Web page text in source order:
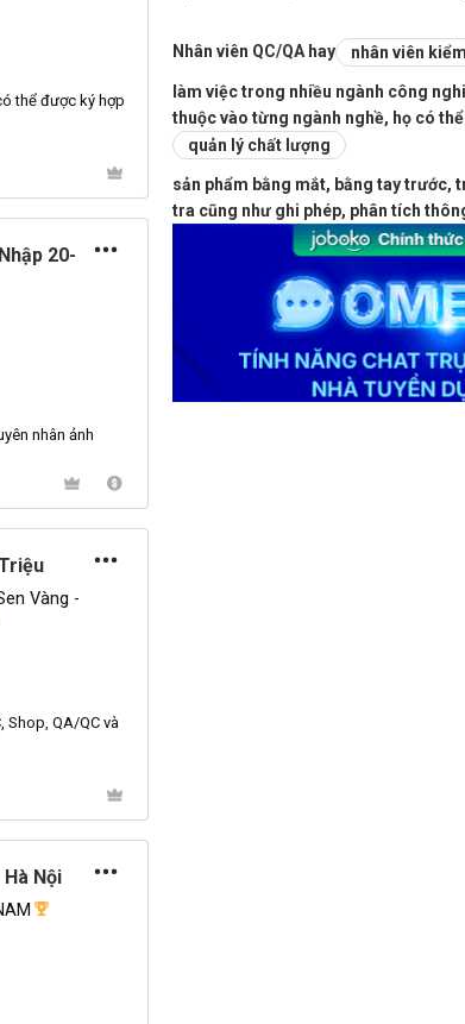
thể được ký hợp
20-
nhân ảnh
Vàng -
Shop, QA/QC và
Nội
Nhân viên QC/QA hay nhân viên
làm việc trong nhiều ngành công
thuộc vào từng ngành nghề, họ có
quản lý chất lượng
sản phẩm bằng mắt, bằng tay trước,
tra cũng như ghi phép, phân tích